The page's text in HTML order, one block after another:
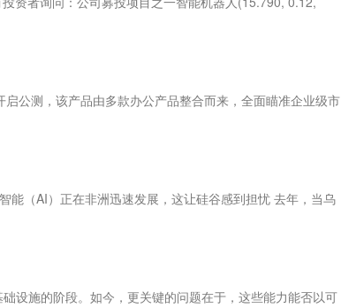
公测，该产品由多款办公产品整合而来，全面瞄准企业级市
能（AI）正在非洲迅速发展，这让硅谷感到担忧 去年，当乌
设施的阶段。如今，更关键的问题在于，这些能力能否以可